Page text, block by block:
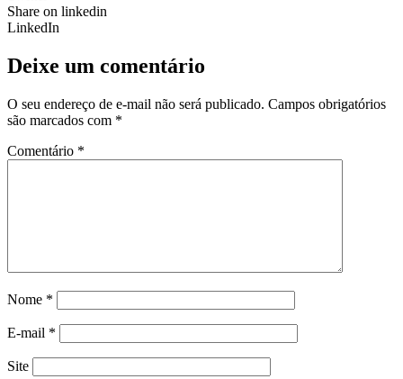
Share on linkedin
LinkedIn
Deixe um comentário
O seu endereço de e-mail não será publicado. Campos obrigatórios
são marcados com *
Comentário *
Nome *
E-mail *
Site